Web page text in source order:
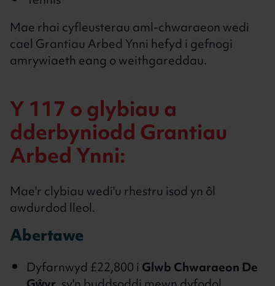
Mae rhai cyfleusterau aml-chwaraeon wedi
cael Grantiau Arbed Ynni hefyd i gefnogi
amrywiaeth eang o weithgareddau.
Y 117 o glybiau a
dderbyniodd Grantiau
Arbed Ynni:
Mae'r clybiau wedi'u rhestru isod yn ôl
awdurdod lleol.
Abertawe
Dyfarnwyd £22,800 iGlwb Chwaraeon De